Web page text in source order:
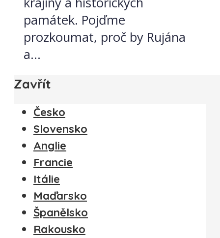
památek. Pojďme
prozkoumat, proč by Rujána
a...
Zavřít
Česko
Slovensko
Anglie
Francie
Itálie
Maďarsko
Španělsko
Rakousko